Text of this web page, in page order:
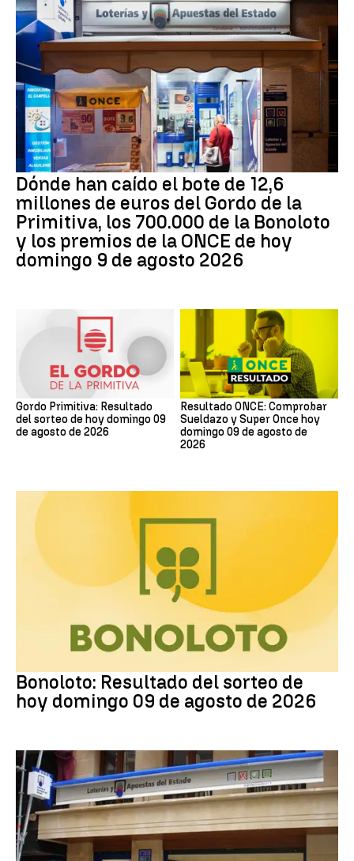
Dónde han caído el bote de 12,6
millones de euros del Gordo de la
Primitiva, los 700.000 de la Bonoloto
y los premios de la ONCE de hoy
domingo 9 de agosto 2026
Gordo Primitiva: Resultado
del sorteo de hoy domingo 09
de agosto de 2026
Resultado ONCE: Comprobar
Sueldazo y Super Once hoy
domingo 09 de agosto de
2026
Bonoloto: Resultado del sorteo de
hoy domingo 09 de agosto de 2026